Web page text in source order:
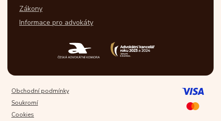
Zákony
Informace pro advokáty
Obchodní podmínky
Soukromí
Cookies